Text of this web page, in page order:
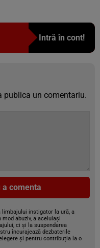
Intră în cont!
publica un comentariu.
comenta
instigator la ură, a
abuziv, a aceluiași
ci și la suspendarea
încurajează dezbaterile
și pentru contribuția la o